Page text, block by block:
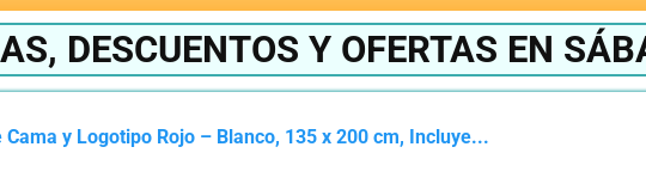
DESCUENTOS Y OFERTAS EN
Cama y Logotipo Rojo – Blanco, 135 x 200 cm, Incluye...